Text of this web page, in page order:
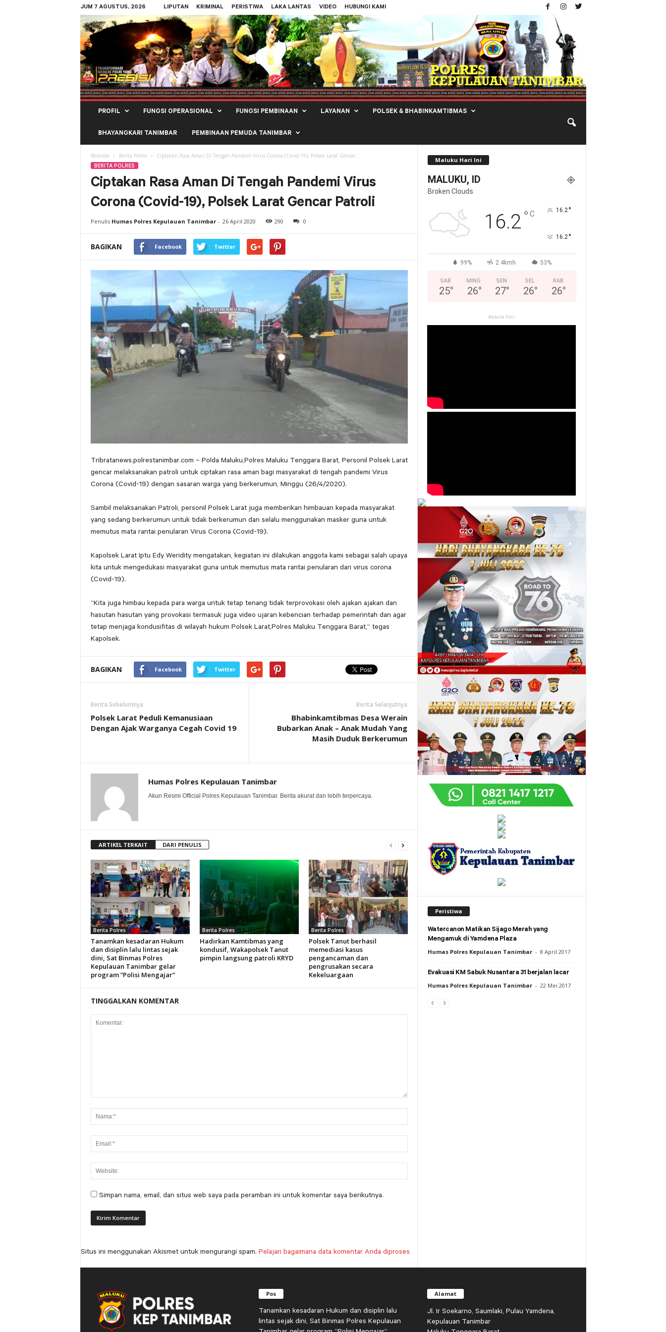
JUM 7 AGUSTUS, 2026 LIPUTAN KRIMINAL PERISTIWA LAKA LANTAS VIDEO HUBUNGI KAMI
Polres
Kepulauan
PROFIL FUNGSI OPERASIONAL FUNGSI PEMBINAAN LAYANAN POLSEK & BHABINKAMTIBMAS
BHAYANGKARI TANIMBAR PEMBINAAN PEMUDA TANIMBAR
Beranda Berita Polres Ciptakan Rasa Aman Di Tengah Pandemi Virus Corona (Covid-19), Polsek Larat Gencar...
BERITA POLRES
Ciptakan Rasa Aman Di Tengah Pandemi Virus
Corona (Covid-19), Polsek Larat Gencar Patroli
Penulis Humas Polres Kepulauan Tanimbar- 26 April 2020 290 0
BAGIKAN Facebook Twitter
Tribratanews.polrestanimbar.com – Polda Maluku,Polres Maluku Tenggara Barat, Personil Polsek Larat
gencar melaksanakan patroli untuk ciptakan rasa aman bagi masyarakat di tengah pandemi Virus
Corona (Covid-19) dengan sasaran warga yang berkerumun, Minggu (26/4/2020).
Sambil melaksanakan Patroli, personil Polsek Larat juga memberikan himbauan kepada masyarakat
yang sedang berkerumun untuk tidak berkerumun dan selalu menggunakan masker guna untuk
memutus mata rantai penularan Virus Corona (Covid-19).
Kapolsek Larat Iptu Edy Weridity mengatakan, kegiatan ini dilakukan anggota kami sebagai salah upaya
kita untuk mengedukasi masyarakat guna untuk memutus mata rantai penularan dari virus corona
(Covid-19).
“Kita juga himbau kepada para warga untuk tetap tenang tidak terprovokasi oleh ajakan ajakan dan
hasutan hasutan yang provokasi termasuk juga video ujaran kebencian terhadap pemerintah dan agar
tetap menjaga kondusifitas di wilayah hukum Polsek Larat,Polres Maluku Tenggara Barat,” tegas
Kapolsek.
BAGIKAN Facebook Twitter
Berita Sebelumnya
Polsek Larat Peduli Kemanusiaan
Dengan Ajak Warganya Cegah Covid 19
Berita Selanjutnya
Bhabinkamtibmas Desa Werain
Bubarkan Anak – Anak Mudah Yang
Masih Duduk Berkerumun
Humas Polres Kepulauan Tanimbar
Akun Resmi Official Polres Kepulauan Tanimbar. Berita akurat dan lebih terpercaya.
ARTIKEL TERKAIT DARI PENULIS
Berita Polres
Tanamkan kesadaran Hukum
dan disiplin lalu lintas sejak
dini, Sat Binmas Polres
Kepulauan Tanimbar gelar
program “Polisi Mengajar”
Berita Polres
Hadirkan Kamtibmas yang
kondusif, Wakapolsek Tanut
pimpin langsung patroli KRYD
Berita Polres
Polsek Tanut berhasil
memediasi kasus
pengancaman dan
pengrusakan secara
Kekeluargaan
TINGGALKAN KOMENTAR
Simpan nama, email, dan situs web saya pada peramban ini untuk komentar saya berikutnya.
Situs ini menggunakan Akismet untuk mengurangi spam. Pelajari bagaimana data komentar Anda diproses
Maluku Hari Ini
MALUKU, ID
Broken Clouds
16.2 ° C 16.2°
16.2°
99% 2.4kmh 53%
SAB
25°
MING
26°
SEN
27°
SEL
26°
RAB
26°
Website Polri
Peristiwa
Watercanon Matikan Sijago Merah yang
Mengamuk di Yamdena Plaza
Humas Polres Kepulauan Tanimbar - 8 April 2017
Evakuasi KM Sabuk Nusantara 31 berjalan lacar
Humas Polres Kepulauan Tanimbar - 22 Mei 2017
Pos
Tanamkan kesadaran Hukum dan disiplin lalu
lintas sejak dini, Sat Binmas Polres Kepulauan
Alamat
Jl. Ir Soekarno, Saumlaki, Pulau Yamdena,
Kepulauan Tanimbar